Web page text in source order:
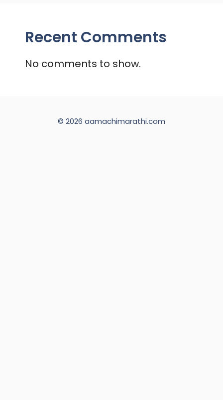
Recent Comments
No comments to show.
© 2026 aamachimarathi.com